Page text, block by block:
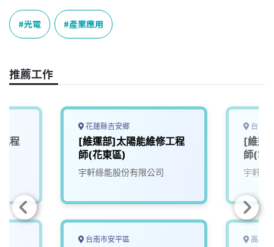
c
e
b
o
k
e
r
e
a
k
n
k
光電 產業應用
推薦工作
程
花蓮縣吉安鄉
[維運部]太陽能維修工程
師(花東區)
宇軒綠能股份有限公司
台南市安平區
台南
[維運
師(雲
宇軒綠
高雄